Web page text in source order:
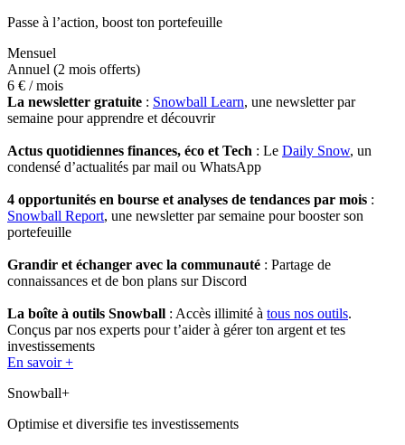
Passe à l’action, boost ton portefeuille
Mensuel
Annuel (2 mois offerts)
6 € / mois
La newsletter gratuite : Snowball Learn, une newsletter par
semaine pour apprendre et découvrir
Actus quotidiennes finances, éco et Tech : Le Daily Snow, un
condensé d’actualités par mail ou WhatsApp
4 opportunités en bourse et analyses de tendances par mois :
Snowball Report, une newsletter par semaine pour booster son
portefeuille
Grandir et échanger avec la communauté : Partage de
connaissances et de bon plans sur Discord
La boîte à outils Snowball : Accès illimité à tous nos outils.
Conçus par nos experts pour t’aider à gérer ton argent et tes
investissements
En savoir +
Snowball+
Optimise et diversifie tes investissements